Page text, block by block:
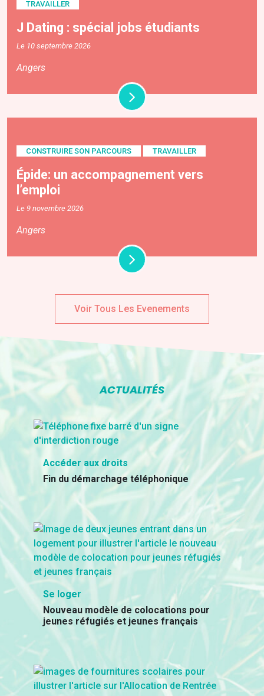
TRAVAILLER
J Dating : spécial jobs étudiants
Le 10 septembre 2026
Angers
CONSTRUIRE SON PARCOURS TRAVAILLER
Épide: un accompagnement vers
l’emploi
Le 9 novembre 2026
Angers
Voir Tous Les Evenements
ACTUALITÉS
Accéder aux droits
Fin du démarchage téléphonique
Se loger
Nouveau modèle de colocations pour
jeunes réfugiés et jeunes français